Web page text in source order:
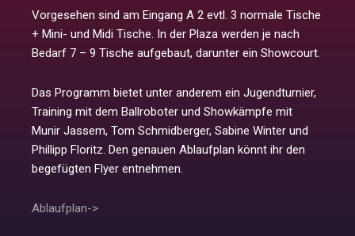
Vorgesehen sind am Eingang A 2 evtl. 3 normale Tische
+ Mini- und Midi Tische. In der Plaza werden je nach
Bedarf 7 – 9 Tische aufgebaut, darunter ein Showcourt.
Das Programm bietet unter anderem ein Jugendturnier,
Training mit dem Ballroboter und Showkämpfe mit
Munir Jassem, Tom Schmidberger, Sabine Winter und
Phillipp Floritz. Den genauen Ablaufplan könnt ihr den
begefügten Flyer entnehmen.
Ablaufplan->